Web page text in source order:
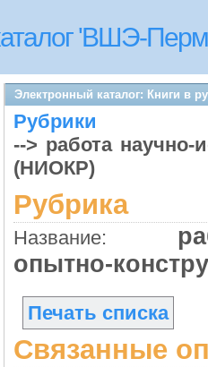
'ВШЭ-
Электронный каталог: Книги в
Рубрики
--> работа научно-
(НИОКР)
Рубрика
Название:
опытно-
Печать списка
Связанные